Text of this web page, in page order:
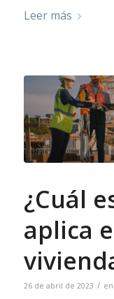
Leer más
¿Cuál
aplica
26 de abril de 2023 / en